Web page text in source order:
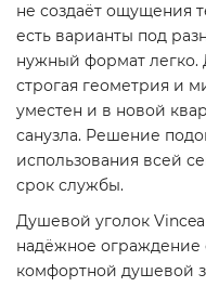
не создаёт ощущения
есть варианты под
нужный формат легко.
строгая геометрия и
уместен и в новой
санузла. Решение
использования всей
срок службы.
Душевой уголок
надёжное ограждение
комфортной душевой